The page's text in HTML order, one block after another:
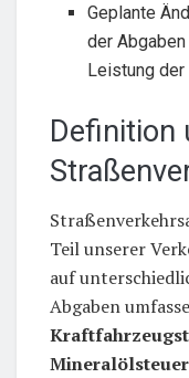
Geplante
der
Leistung der
Definition
Teil unserer
auf
Abgaben
Mineralölsteuer